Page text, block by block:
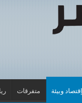
إقتصاد وبيئة متفرقات